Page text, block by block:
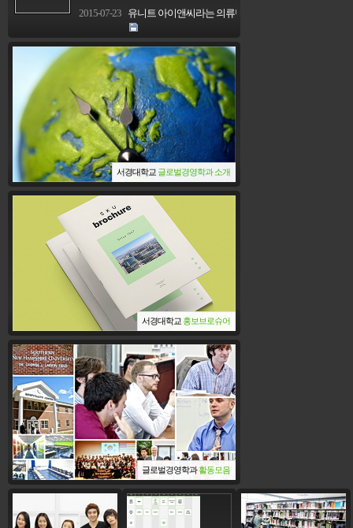
2015-07-23 유니트 아이앤씨라는 의류벤더 (해외영업) 인턴모집...
서경대학교 글로벌경영학과 소개
서경대학교홍보브로슈어
글로벌경영학과활동모음